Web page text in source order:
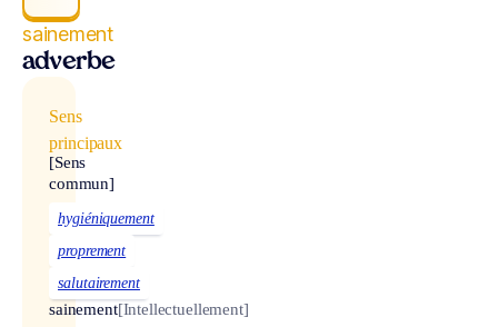
sainement
adverbe
Sens
principaux
[Sens
commun]
hygiéniquement
proprement
salutairement
sainement[Intellectuellement]